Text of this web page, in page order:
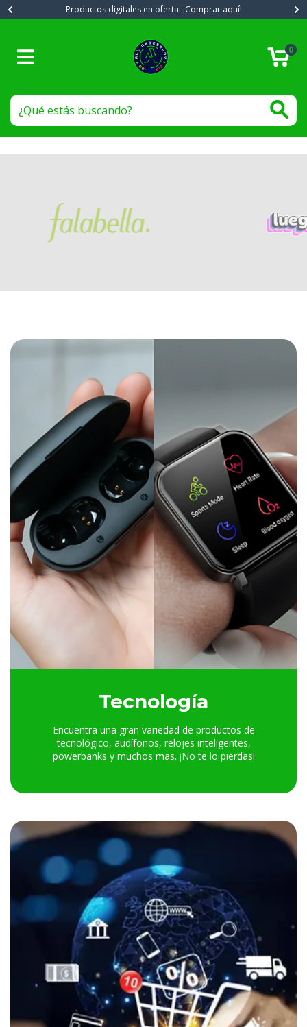
Productos digitales en oferta. ¡Comprar aquí!
0
Tecnología
Encuentra una gran variedad de productos de
tecnológico, audífonos, relojes inteligentes,
powerbanks y muchos mas. ¡No te lo pierdas!